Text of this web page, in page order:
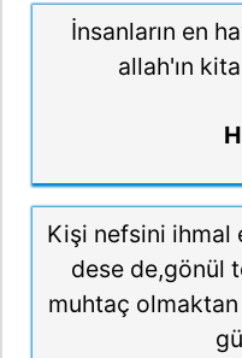
İnsanların en
allah'ın
Kişi nefsini ihmal
dese de,gönül
muhtaç